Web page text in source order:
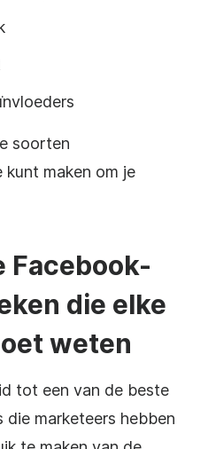
soorten
kunt maken om je
Facebook-
die elke
weten
tot een van de beste
marketeers hebben